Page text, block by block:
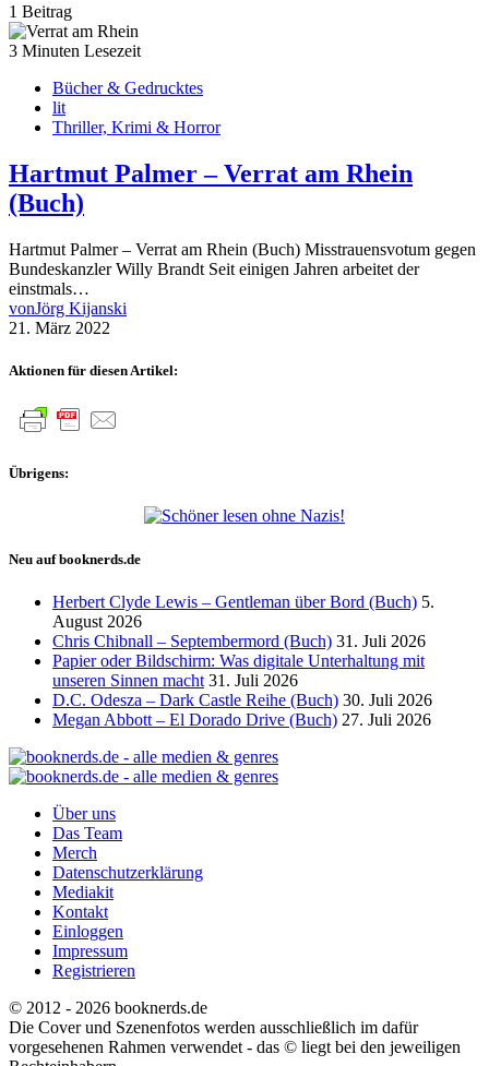
1 Beitrag
3 Minuten Lesezeit
Bücher & Gedrucktes
lit
Thriller, Krimi & Horror
Hartmut Palmer – Verrat am Rhein
(Buch)
Hartmut Palmer – Verrat am Rhein (Buch) Misstrauensvotum gegen
Bundeskanzler Willy Brandt Seit einigen Jahren arbeitet der
einstmals…
vonJörg Kijanski
21. März 2022
Aktionen für diesen Artikel:
Übrigens:
Neu auf booknerds.de
Herbert Clyde Lewis – Gentleman über Bord (Buch) 5.
August 2026
Chris Chibnall – Septembermord (Buch) 31. Juli 2026
Papier oder Bildschirm: Was digitale Unterhaltung mit
unseren Sinnen macht 31. Juli 2026
D.C. Odesza – Dark Castle Reihe (Buch) 30. Juli 2026
Megan Abbott – El Dorado Drive (Buch) 27. Juli 2026
Über uns
Das Team
Merch
Datenschutzerklärung
Mediakit
Kontakt
Einloggen
Impressum
Registrieren
© 2012 - 2026 booknerds.de
Die Cover und Szenenfotos werden ausschließlich im dafür
vorgesehenen Rahmen verwendet - das © liegt bei den jeweiligen